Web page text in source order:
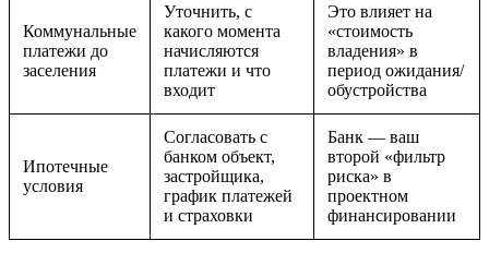
Коммунальные
платежи до
заселения
Уточнить, с
какого момента
начисляются
платежи и что
входит
Это влияет на
«стоимость
владения» в
период ожидания/
обустройства
Ипотечные
условия
Согласовать с
банком объект,
застройщика,
график платежей
и страховки
Банк — ваш
второй «фильтр
риска» в
проектном
финансировании